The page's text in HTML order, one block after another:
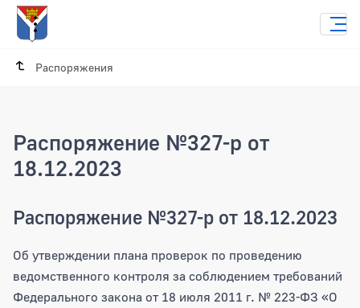
Распоряжения
Распоряжение №327-р от
18.12.2023
Распоряжение №327-р от 18.12.2023
Об утверждении плана проверок по проведению
ведомственного контроля за соблюдением требований
Федерального закона от 18 июля 2011 г. № 223-ФЗ «О